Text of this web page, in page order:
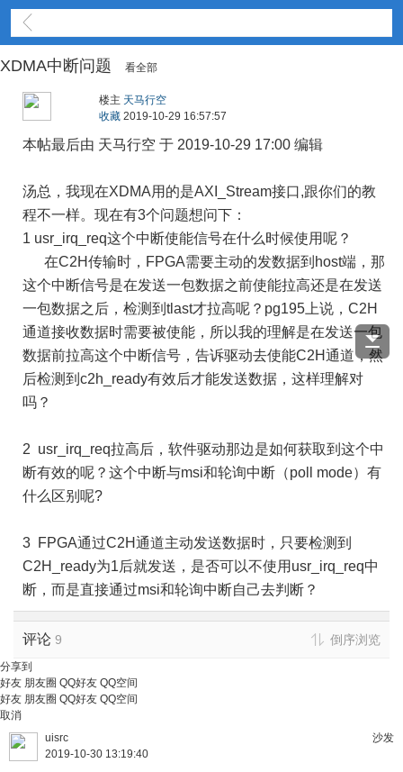
XDMA中断问题 看全部
楼主 天马行空
收藏 2019-10-29 16:57:57
本帖最后由 天马行空 于 2019-10-29 17:00 编辑
汤总，我现在XDMA用的是AXI_Stream接口,跟你们的教
程不一样。现在有3个问题想问下：
1 usr_irq_req这个中断使能信号在什么时候使用呢？
在C2H传输时，FPGA需要主动的发数据到host端，那
这个中断信号是在发送一包数据之前使能拉高还是在发送
一包数据之后，检测到tlast才拉高呢？pg195上说，C2H
通道接收数据时需要被使能，所以我的理解是在发送一包
数据前拉高这个中断信号，告诉驱动去使能C2H通道，然
后检测到c2h_ready有效后才能发送数据，这样理解对
吗？
2 usr_irq_req拉高后，软件驱动那边是如何获取到这个中
断有效的呢？这个中断与msi和轮询中断（poll mode）有
什么区别呢?
3 FPGA通过C2H通道主动发送数据时，只要检测到
C2H_ready为1后就发送，是否可以不使用usr_irq_req中
断，而是直接通过msi和轮询中断自己去判断？
评论 9 倒序浏览
分享到
好友 朋友圈 QQ好友 QQ空间
好友 朋友圈 QQ好友 QQ空间
取消
沙发
uisrc
2019-10-30 13:19:40